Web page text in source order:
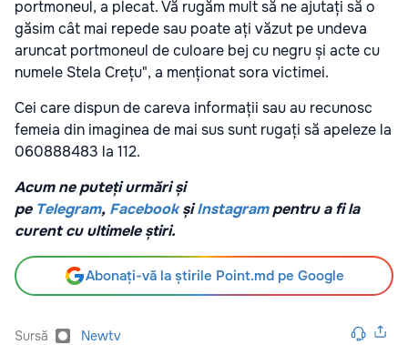
portmoneul, a plecat. Vă rugăm mult să ne ajutați să o
găsim cât mai repede sau poate ați văzut pe undeva
aruncat portmoneul de culoare bej cu negru și acte cu
numele Stela Crețu", a menționat sora victimei.
Cei care dispun de careva informații sau au recunosc
femeia din imaginea de mai sus sunt rugați să apeleze la
060888483 la 112.
Acum ne puteți urmări și
pe Telegram, FacebookșiInstagrampentru a fi la
curent cu ultimele știri.
Abonați-vă la știrile Point.md pe Google
Sursă Newtv